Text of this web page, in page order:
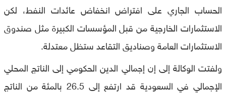
الحساب الجاري على افتراض انخفاض عائدات النفط، لكن
الاستثمارات الخارجية من قبل المؤسسات الكبيرة مثل صندوق
الاستثمارات العامة وصناديق التقاعد ستظل معتدلة.
ولفتت الوكالة إلى إن إجمالي الدين الحكومي إلى الناتج المحلي
الإجمالي في السعودية قد ارتفع إلى 26.5 بالمئة من الناتج